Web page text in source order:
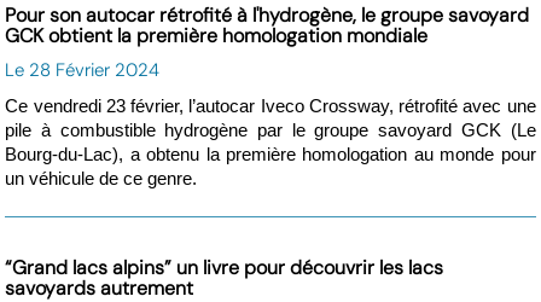
Pour son autocar rétrofité à l'hydrogène, le groupe savoyard
GCK obtient la première homologation mondiale
Le 28 Février 2024
Ce vendredi 23 février, l’autocar Iveco Crossway, rétrofité avec une
pile à combustible hydrogène par le groupe savoyard GCK (Le
Bourg-du-Lac), a obtenu la première homologation au monde pour
un véhicule de ce genre.
“Grand lacs alpins” un livre pour découvrir les lacs
savoyards autrement